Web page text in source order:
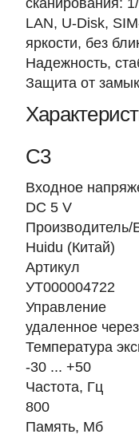
сканирования:
LAN, U-Disk,
яркости, без
Надежность,
Защита от
C3
Входное
DC 5 V
Производитель/
Huidu (Китай)
Артикул
УТ000004722
Управление
удаленное
Температура
-30 ... +50
Частота, Гц
800
Память, Мб